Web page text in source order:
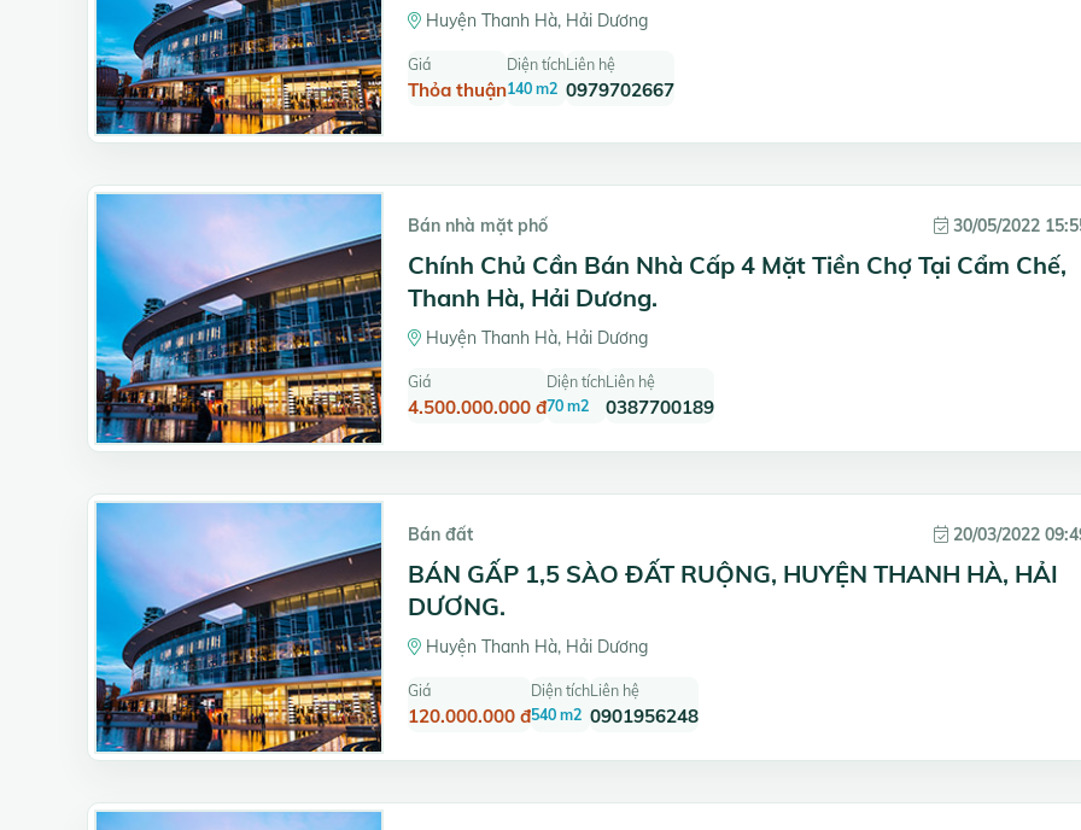
Huyện Thanh Hà, Hải Dương
Giá
Thỏa thuận
Diện tích
140 m2
Liên hệ
0979702667
Bán nhà mặt phố 30/05/2022
Chính Chủ Cần Bán Nhà Cấp 4 Mặt Tiền Chợ Tại Cẩm Chế,
Thanh Hà, Hải Dương.
Huyện Thanh Hà, Hải Dương
Giá
4.500.000.000 đ
Diện tích
70 m2
Liên hệ
0387700189
Bán đất 20/03/2022
BÁN GẤP 1,5 SÀO ĐẤT RUỘNG, HUYỆN THANH HÀ, HẢI
DƯƠNG.
Huyện Thanh Hà, Hải Dương
Giá
120.000.000 đ
Diện tích
540 m2
Liên hệ
0901956248